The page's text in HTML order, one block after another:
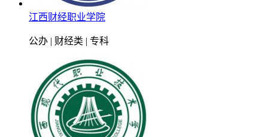
江西财经职业学院
公办 | 财经类 | 专科